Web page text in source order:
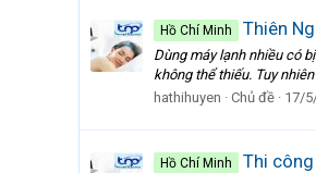
Hồ Chí Minh Thiên
Dùng máy lạnh nhiều có
không thể thiếu. Tuy
hathihuyen
Chủ đề 17/
Hồ Chí Minh Thi